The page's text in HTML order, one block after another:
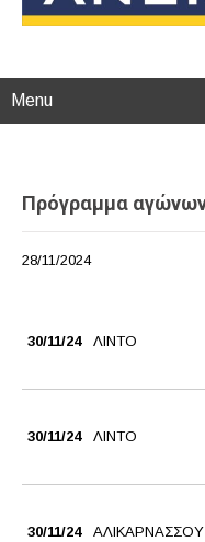
Menu
Πρόγραμμα
28/11/2024
30/11/24 ΛΙΝΤΟ
30/11/24 ΛΙΝΤΟ
30/11/24 ΑΛΙΚΑΡΝΑΣΣΟΥ